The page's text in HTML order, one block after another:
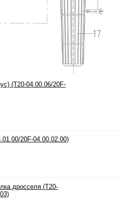
(T20-04.00.06/20F-
20F-04.00.02.00)
дросселя (T20-